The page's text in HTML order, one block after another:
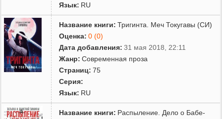
Язык: RU
Название книги: Тригинта. Меч Токугавы (СИ)
Оценка: 0 (0)
Дата добавления: 31 мая 2018, 22:11
Жанр: Современная проза
Страниц: 75
Серия:
Язык: RU
Название книги: Распыление. Дело о Бабе-